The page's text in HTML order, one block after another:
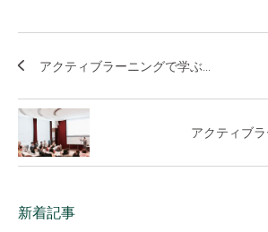
アクティブラーニングで学ぶ...
アクティブラ
新着記事